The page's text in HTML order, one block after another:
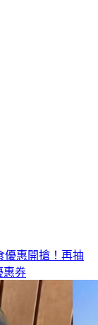
優惠開搶！再抽
惠券